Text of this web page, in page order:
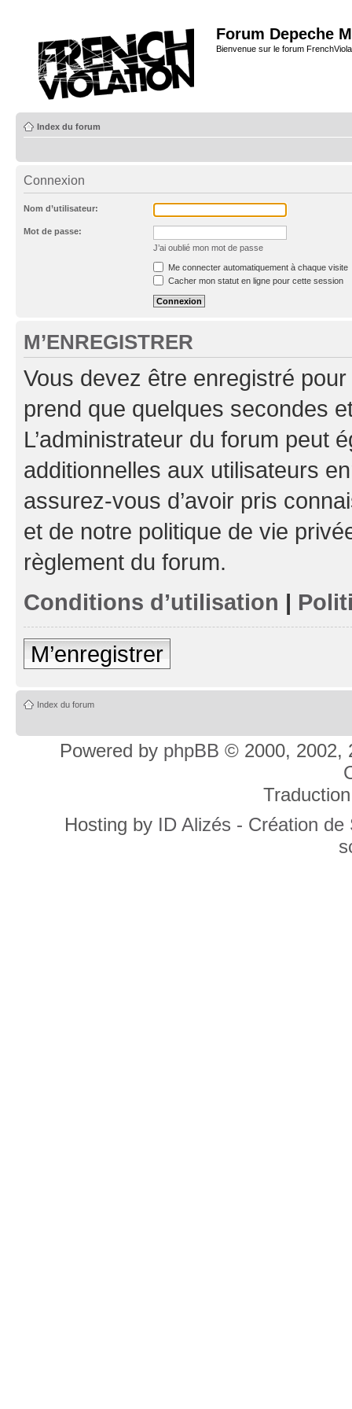
Forum Depeche
Bienvenue sur le forum
Index du forum
Connexion
Nom d’utilisateur:
Mot de passe:
J’ai oublié mon mot de passe
Me connecter automatiquement à chaque visite
Cacher mon statut en ligne pour cette session
M’ENREGISTRER
Vous devez être enregistré
prend que quelques secondes
L’administrateur du forum peut
additionnelles aux utilisateurs
assurez-vous d’avoir pris
et de notre politique de vie
règlement du forum.
Conditions d’utilisation |
M’enregistrer
Index du forum
Powered by phpBB © 2000, 2002,
Hosting by ID Alizés - Création